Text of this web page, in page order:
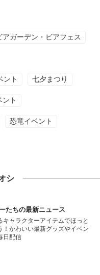
アガーデン・ビアフェス
ント 七夕まつり
ント
恐竜イベント
シ
たちの最新ニュース
キャラクターアイテムでほっと
！かわいい最新グッズやイベン
日配信